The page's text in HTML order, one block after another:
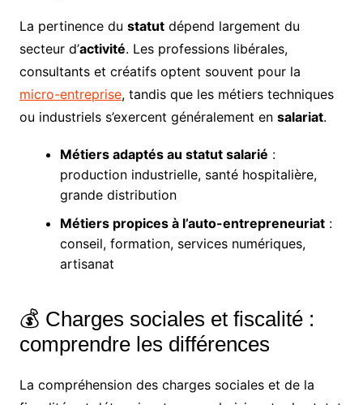
La pertinence du statutdépend largement du
secteur d’activité. Les professions libérales,
consultants et créatifs optent souvent pour la
micro-entreprise, tandis que les métiers techniques
ou industriels s’exercent généralement en salariat.
Métiers adaptés au statut salarié :
production industrielle, santé hospitalière,
grande distribution
Métiers propices à l’auto-entrepreneuriat:
conseil, formation, services numériques,
artisanat
💰 Charges sociales et fiscalité :
comprendre les différences
La compréhension des charges sociales et de la